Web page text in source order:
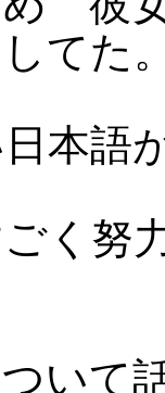
てた
本語
く努
いて